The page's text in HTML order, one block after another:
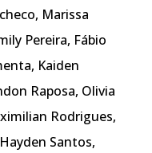
Marissa
Pereira, Fábio
Kaiden
Raposa, Olivia
Rodrigues,
Santos,